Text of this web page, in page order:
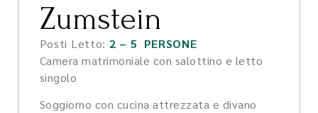
Zumstein
Posti Letto: 2 – 5 PERSONE
Camera matrimoniale con salottino e letto
singolo
Soggiorno con cucina attrezzata e divano